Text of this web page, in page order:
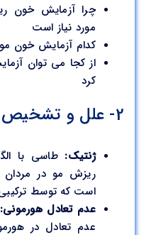
چرا آزمایش خون
مورد نیاز است
کدام آزمایش خون
از کجا می توان
کرد
2- علل و تشخیص ریزش مو
ژنتیک: طاسی با
ریزش مو در
است که توسط
عدم تعادل هورمونی:
عدم تعادل در